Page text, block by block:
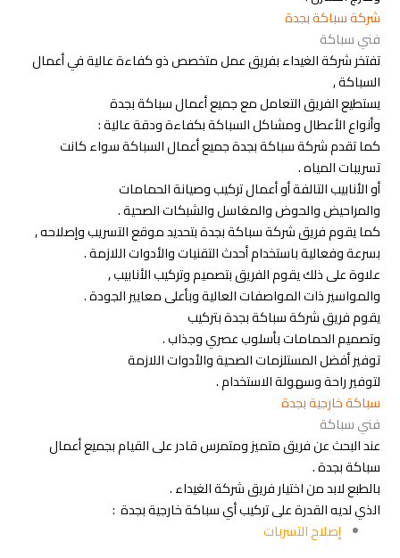
شركة سباكة بجدة
فني سباكة
تفتخر شركة الغيداء بفريق عمل متخصص ذو كفاءة عالية في أعمال
السباكة ,
يستطيع الفريق التعامل مع جميع أعمال سباكة بجدة
وأنواع الأعطال ومشاكل السباكة بكفاءة ودقة عالية :
كما تقدم شركة سباكة بجدة جميع أعمال السباكة سواء كانت
تسريبات المياه .
أو الأنابيب التالفة أو أعمال تركيب وصيانة الحمامات
والمراحيض والحوض والمغاسل والشبكات الصحية .
كما يقوم فريق شركة سباكة بجدة بتحديد موقع التسريب وإصلاحه ,
بسرعة وفعالية باستخدام أحدث التقنيات والأدوات اللازمة .
علاوة على ذلك يقوم الفريق بتصميم وتركيب الأنابيب ,
والمواسير ذات المواصفات العالية وبأعلى معايير الجودة .
يقوم فريق شركة سباكة بجدة بتركيب
وتصميم الحمامات بأسلوب عصري وجذاب .
توفير أفضل المستلزمات الصحية والأدوات اللازمة
لتوفير راحة وسهولة الاستخدام .
سباكة خارجية بجدة
فني سباكة
عند البحث عن فريق متميز ومتمرس قادر على القيام بجميع أعمال
سباكة بجدة .
بالطبع لابد من اختيار فريق شركة الغيداء .
الذي لديه القدرة على تركيب أي سباكة خارجية بجدة :
إصلاح التسربات